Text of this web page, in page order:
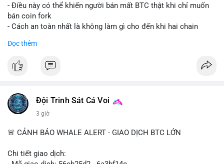
- Điều này có thể khiến người bán mất BTC thật khi chỉ muốn
bán coin fork
- Cách an toàn nhất là không làm gì cho đến khi hai chain
-#binancesquare
$btc
📰 Nguồn: CoinDesk
Đọc thêm
Đội Trinh Sát Cá Voi
3 giờ
🚨 CẢNH BÁO WHALE ALERT - GIAO DỊCH BTC LỚN
Chi tiết giao dịch: